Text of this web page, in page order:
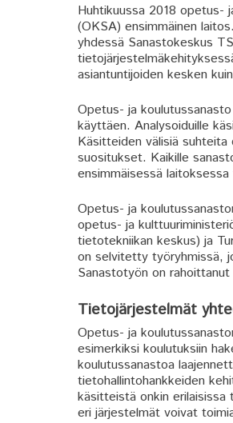
Huhtikuussa 2018 opetus-
(OKSA) ensimmäinen
yhdessä Sanastokeskus
asiantuntijoiden kesken
Opetus- ja
käyttäen. Analysoiduille
Käsitteiden välisiä
suositukset. Kaikille
ensimmäisessä
Opetus- ja
opetus- ja
tietotekniikan keskus) ja
on selvitetty työryhmissä,
Sanastotyön on
Tietojärjestelmät
Opetus- ja
esimerkiksi koulutuksiin
koulutussanastoa
tietohallintohankkeiden
käsitteistä onkin
eri järjestelmät voivat